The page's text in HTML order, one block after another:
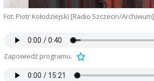
Fot. Piotr Kołodziejski [Radio Szczecin/Archiwum]
Zapowiedź programu.